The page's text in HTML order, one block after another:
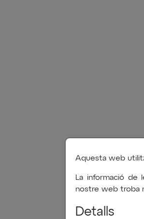
Aquesta web
La informació de
nostre web troba
Detalls